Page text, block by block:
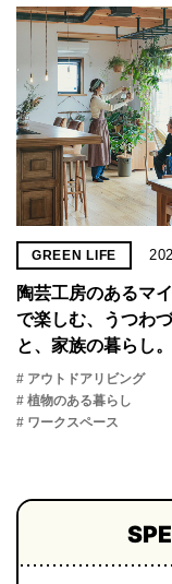
GREEN LIFE
陶芸工房のあるマ
で楽しむ、うつわ
と、家族の暮らし。
# アウトドアリビング
# 植物のある暮らし
# ワークスペース